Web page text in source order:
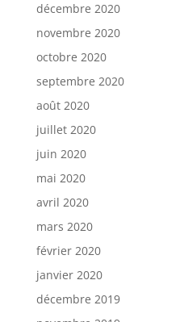
décembre 2020
novembre 2020
octobre 2020
septembre 2020
août 2020
juillet 2020
juin 2020
mai 2020
avril 2020
mars 2020
février 2020
janvier 2020
décembre 2019